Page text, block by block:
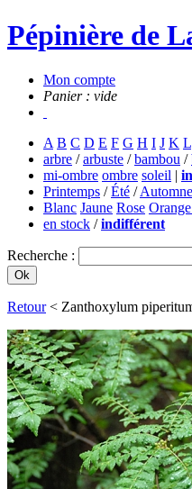
Pépinière de
Mon compte
Panier : vide
A B C D E F G H I J K L
arbre /arbuste /bambou /
mi-ombre ombre soleil |
Printemps /Été /Automne
Blanc Jaune Rose
en stock /indifférent
Recherche :
Retour< Zanthoxylum